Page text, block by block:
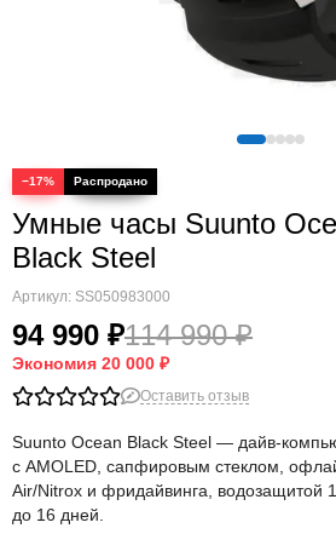
−17%
Умные часы Suunto
Black Steel
Артикул: SS050983000
94 990 ₽114 990 ₽
Экономия 20 000 ₽
Оставить отзыв
Suunto Ocean Black Steel — дайв-
с AMOLED, сапфировым стеклом,
Air/Nitrox и фридайвинга, водозащитой
до 16 дней.